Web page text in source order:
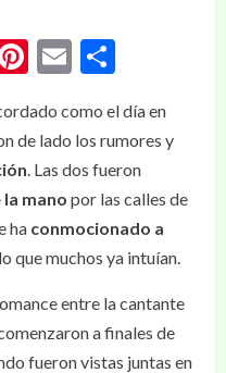
Pinterest
Email
como el día en
de lado los rumores y
. Las dos fueron
mano por las calles de
ha conmocionado a
que muchos ya intuían.
entre la cantante
a finales de
fueron vistas juntas en